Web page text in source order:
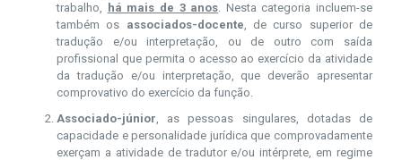
trabalho,
há mais de 3 anos. Nesta categoria incluem-se
também os associados-docente, de curso superior de
tradução e/ou interpretação, ou de outro com saída
profissional que permita o acesso ao exercício da atividade
da tradução e/ou interpretação, que deverão apresentar
comprovativo do exercício da função.
Associado-júnior, as pessoas singulares, dotadas de
capacidade e personalidade jurídica que comprovadamente
exerçam a atividade de tradutor e/ou intérprete, em regime